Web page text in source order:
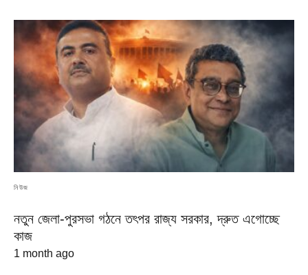
নিউজ
নতুন জেলা-পুরসভা গঠনে তৎপর রাজ্য সরকার, দ্রুত এগোচ্ছে
কাজ
1 month ago